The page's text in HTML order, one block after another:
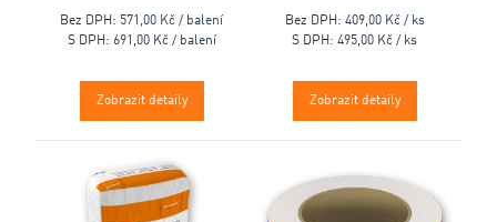
Bez DPH: 571,00 Kč / balení
S DPH: 691,00 Kč / balení
Zobrazit detaily
Bez DPH: 409,00 Kč / ks
S DPH: 495,00 Kč / ks
Zobrazit detaily